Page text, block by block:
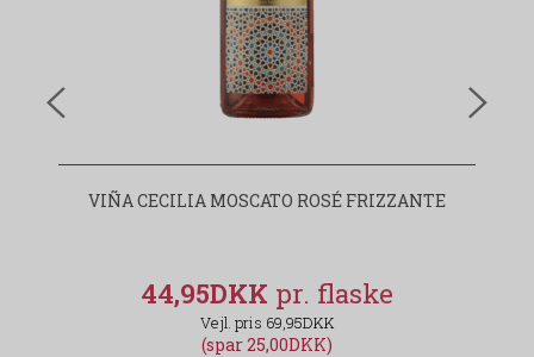
VIÑA CECILIA MOSCATO ROSÉ FRIZZANTE
44,95DKK
69,95DKK
(spar 25,00DKK)